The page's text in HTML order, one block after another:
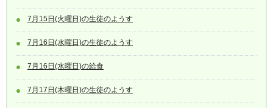
7月15日(火曜日)の生徒のようす
7月16日(水曜日)の生徒のようす
7月16日(水曜日)の給食
7月17日(木曜日)の生徒のようす